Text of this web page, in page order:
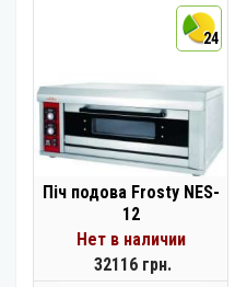
24
Піч подова Frosty NES-
12
Нет в наличии
32116 грн.